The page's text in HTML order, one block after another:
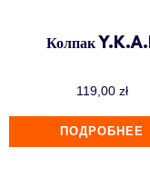
Колпак
119,00 zł
ПОДРОБНЕЕ